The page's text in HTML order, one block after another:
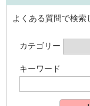
よくある質問で検索
カテゴリー
キーワード